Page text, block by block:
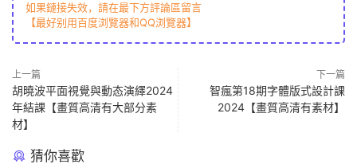
如果鏈接失效，請在最下方評論區留言
【最好别用百度浏覽器和QQ浏覽器】
上一篇
胡曉波平面視覺與動态演繹2024
年結課【畫質高清有大部分素
材】
下一篇
智瘋第18期字體版式設計課
2024【畫質高清有素材】
猜你喜歡